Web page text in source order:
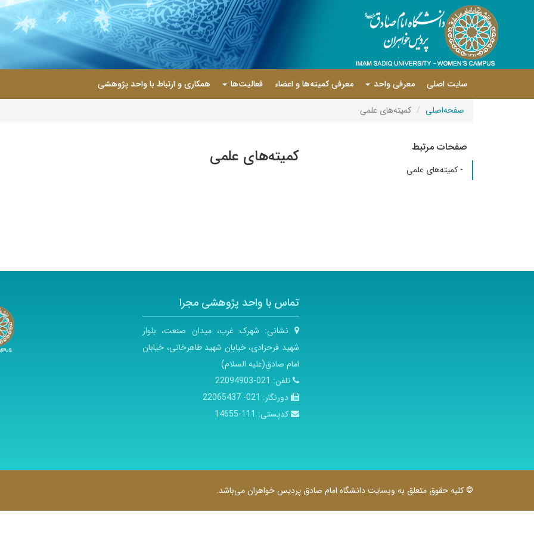
سایت اصلی معرفی واحد معرفی کمیته‌ها و اعضاء فعالیت‌ها
همکاری و ارتباط با واحد پژوهشی
صفحه‌اصلی
کمیته‌های علمی
کمیته‌های علمی صفحات مرتبط
- کمیته‌های علمی
تماس با واحد پژوهشی مجرا
نشانی: شهرک غرب، میدان صنعت، بلوار
شهید فرحزادی، خیابان شهید طاهرخانی، خیابان
امام صادق(علیه السلام)
تلفن: 021-22094903
دورنگار: 021- 22065437
کدپستی: 111-14655
© کلیه حقوق متعلق به وبسایت دانشگاه امام صادق پردیس خواهران می‌باشد.